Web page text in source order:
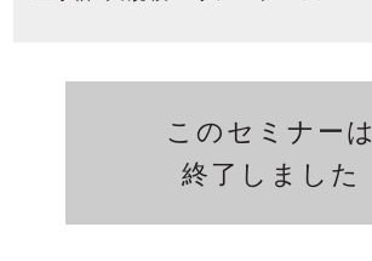
このセミナーは
終了しました